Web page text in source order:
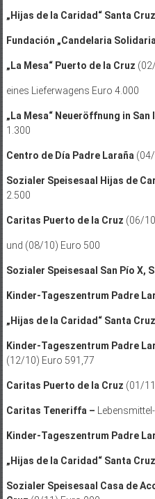
„Hijas de la Caridad“ Santa Cruz
Fundación „Candelaria
„La Mesa“ Puerto de la Cruz
eines Lieferwagens Euro 4.000
„La Mesa“ Neueröffnung in
1.300
Centro de Día Padre Laraña(04/
Sozialer Speisesaal Hijas de
2.500
Caritas Puerto de la Cruz (06/
und (08/10) Euro 500
Sozialer Speisesaal San Pío X,
Kinder-Tageszentrum Padre
„Hijas de la Caridad“ Santa Cruz
Kinder-Tageszentrum Padre
(12/10) Euro 591,77
Caritas Puerto de la Cruz (01/
Caritas Teneriffa –
Kinder-Tageszentrum Padre
„Hijas de la Caridad“ Santa Cruz
Sozialer Speisesaal Casa de